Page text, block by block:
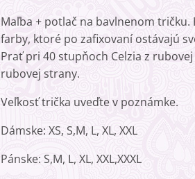
Maľba + potlač na bavlnenom
farby, ktoré po zafixovaní ostávajú
Prať pri 40 stupňoch Celzia z
rubovej strany.
Veľkosť trička uveďte v poznámke.
Dámske: XS, S,M, L, XL, XXL
Pánske: S,M, L, XL, XXL,XXXL